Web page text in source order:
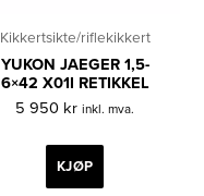
Kikkertsikte/riflekikkert
YUKON JAEGER 1,5-
6×42 X01I RETIKKEL
5 950 kr inkl. mva.
KJØP